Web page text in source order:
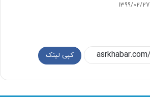
1399/02/27
کپی لینک